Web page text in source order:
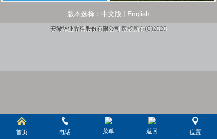
版本选择： 中文版 | English
安徽华业香料股份有限公司 版权所有(C)2020
首页 电话 菜单 返回 位置